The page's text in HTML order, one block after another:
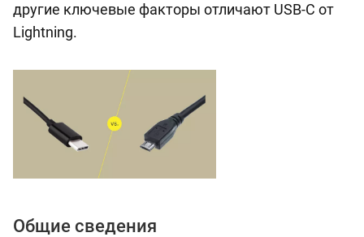
другие ключевые факторы отличают USB-C от
Lightning.
Общие сведения